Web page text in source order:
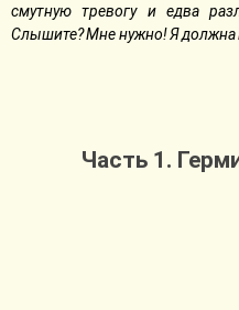
смутную тревогу и едва
Слышите? Мне нужно! Я должна
Часть 1.